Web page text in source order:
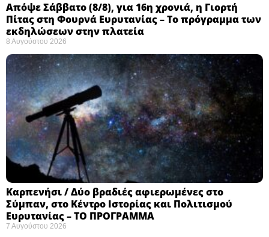
Απόψε Σάββατο (8/8), για 16η χρονιά, η Γιορτή
Πίτας στη Φουρνά Ευρυτανίας – Το πρόγραμμα των
εκδηλώσεων στην πλατεία
8 Αυγούστου 2026
Καρπενήσι / Δύο βραδιές αφιερωμένες στο
Σύμπαν, στο Κέντρο Ιστορίας και Πολιτισμού
Ευρυτανίας – ΤΟ ΠΡΟΓΡΑΜΜΑ
7 Αυγούστου 2026